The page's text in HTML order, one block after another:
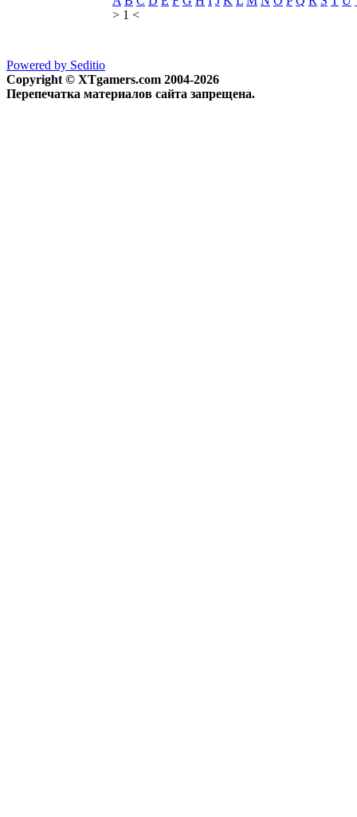
> 1 <
Powered by Seditio
Copyright © XTgamers.com 2004-2026
Перепечатка материалов сайта запрещена.